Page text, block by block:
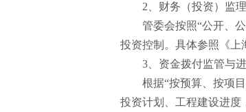
2、财务（投资）监
管委会按照“公开、
投资控制。具体参照《上
3、资金拨付监管与
根据“按预算、按项
投资计划、工程建设进度